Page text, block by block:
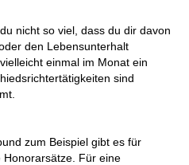
nicht so viel, dass du dir davon
den Lebensunterhalt
einmal im Monat ein
sind
zum Beispiel gibt es für
Honorarsätze. Für eine